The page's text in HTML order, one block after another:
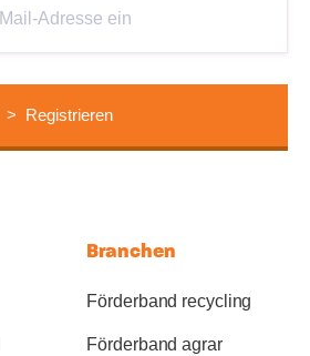
Branchen
Förderband recycling
Förderband agrar